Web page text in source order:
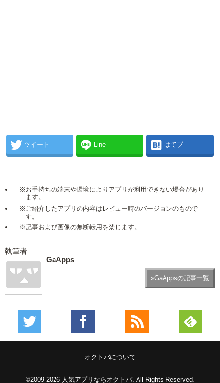
ツイート Line はてブ
※お手持ちの端末や環境によりアプリが利用できない場合があり
ます。
※ご紹介したアプリの内容はレビュー時のバージョンのもので
す。
※記事および画像の無断転用を禁じます。
執筆者
GaApps
»GaAppsの記事一覧
オクトバについて
©2009-2026 人気アプリならオクトバ. All Rights Reserved.